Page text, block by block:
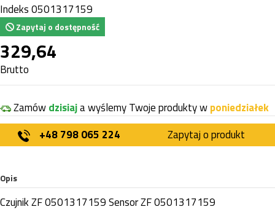
Indeks0501317159
Zapytaj o dostępność
329,64
Brutto
Zamówdzisiaja wyślemy Twoje produkty wponiedziałek
+48 798 065 224
Zapytaj o produkt
Opis
Czujnik ZF 0501317159 Sensor ZF 0501317159